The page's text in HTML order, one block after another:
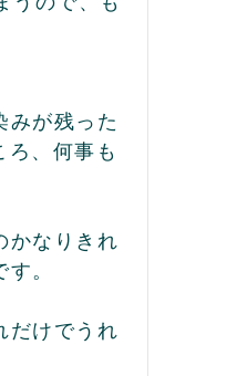
みが残った
、何事も
かなりきれ
。
だけでうれ